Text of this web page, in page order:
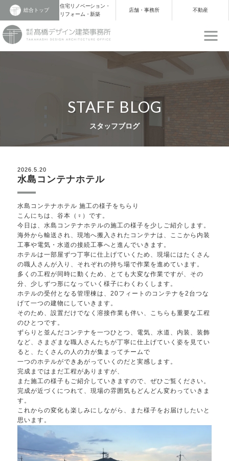
総合トップ
住宅リノベーション・
リフォーム・新築
店舗・事務所 不動産
STAFF BLOG
スタッフブログ
2026.5.20
水島コンテナホテル
水島コンテナホテル 施工の様子をちらり
こんにちは、谷本（♀）です。
今日は、水島コンテナホテルの施工の様子を少しご紹介します。
海外から輸送され、現地へ搬入されたコンテナは、ここから内装
工事や電気・水道の接続工事へと進んでいきます。
ホテルは一部屋ずつ丁寧に仕上げていくため、現場にはたくさん
の職人さんが入り、それぞれの持ち場で作業を進めています。
多くの工程が同時に動くため、とても大変な作業ですが、その
分、少しずつ形になっていく様子にわくわくします。
ホテルの受付となる管理棟は、20フィートのコンテナを2台つな
げて一つの建物にしていきます。
そのため、設置だけでなく溶接作業も伴い、こちらも重要な工程
のひとつです。
ずらりと並んだコンテナを一つひとつ、電気、水道、内装、装飾
など、さまざまな職人さんたちが丁寧に仕上げていく姿を見てい
ると、たくさんの人の力が集まってチームで
一つのホテルができあがっていくのだと実感します。
完成まではまだ工程がありますが、
また施工の様子もご紹介していきますので、ぜひご覧ください。
完成が近づくにつれて、現場の雰囲気もどんどん変わっていきま
す。
これからの変化も楽しみにしながら、また様子をお届けしたいと
思います。